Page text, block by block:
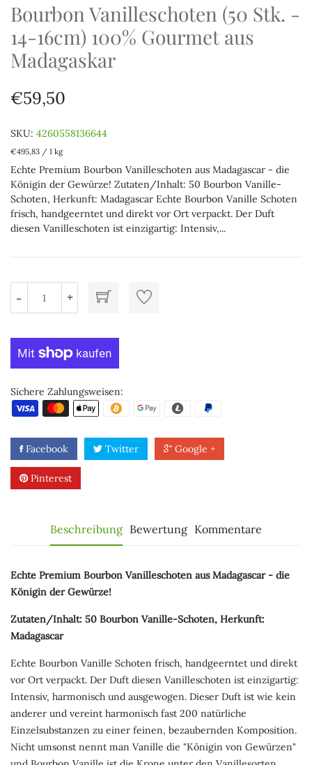
Bourbon Vanilleschoten (50 Stk. -
14-16cm) 100% Gourmet aus
Madagaskar
€59,50
SKU: 4260558136644
€495,83 / 1 kg
Echte Premium Bourbon Vanilleschoten aus Madagascar - die
Königin der Gewürze! Zutaten/Inhalt: 50 Bourbon Vanille-
Schoten, Herkunft: Madagascar Echte Bourbon Vanille Schoten
frisch, handgeerntet und direkt vor Ort verpackt. Der Duft
diesen Vanilleschoten ist einzigartig: Intensiv,...
- +
Sichere Zahlungsweisen:
Facebook Twitter Google +
Pinterest
Beschreibung Bewertung Kommentare
Echte Premium Bourbon Vanilleschoten aus Madagascar - die
Königin der Gewürze!
Zutaten/Inhalt: 50 Bourbon Vanille-Schoten, Herkunft:
Madagascar
Echte Bourbon Vanille Schoten frisch, handgeerntet und direkt
vor Ort verpackt. Der Duft diesen Vanilleschoten ist einzigartig:
Intensiv, harmonisch und ausgewogen. Dieser Duft ist wie kein
anderer und vereint harmonisch fast 200 natürliche
Einzelsubstanzen zu einer feinen, bezaubernden Komposition.
Nicht umsonst nennt man Vanille die "Königin von Gewürzen"